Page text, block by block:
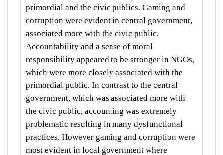
primordial and the civic publics. Gaming and
corruption were evident in central government,
associated more with the civic public.
Accountability and a sense of moral
responsibility appeared to be stronger in NGOs,
which were more closely associated with the
primordial public. In contrast to the central
government, which was associated more with
the civic public, accounting was extremely
problematic resulting in many dysfunctional
practices. However gaming and corruption were
most evident in local government where